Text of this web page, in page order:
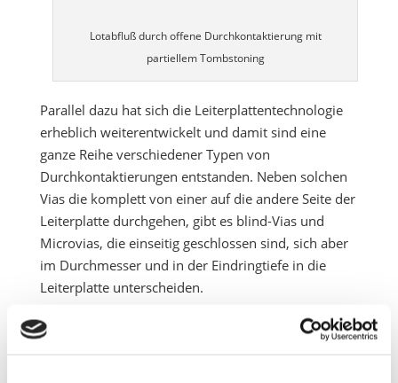
Lotabfluß durch offene Durchkontaktierung mit
partiellem Tombstoning
Parallel dazu hat sich die Leiterplattentechnologie
erheblich weiterentwickelt und damit sind eine
ganze Reihe verschiedener Typen von
Durchkontaktierungen entstanden. Neben solchen
Vias die komplett von einer auf die andere Seite der
Leiterplatte durchgehen, gibt es blind-Vias und
Microvias, die einseitig geschlossen sind, sich aber
im Durchmesser und in der Eindringtiefe in die
Leiterplatte unterscheiden.
Typabhängig können nur bei offenen
Durchkontaktierungen unterschiedliche Risiken für